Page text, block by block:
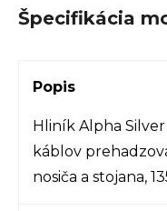
Špecifikácia
Popis
Hliník Alpha
káblov
nosiča a stojana,